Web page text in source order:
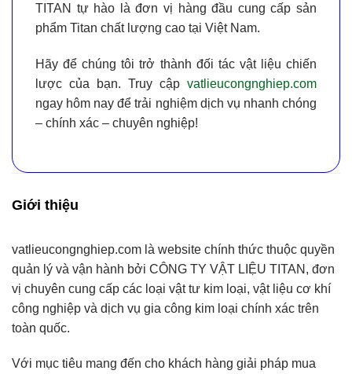
TITAN tự hào là đơn vị hàng đầu cung cấp sản
phẩm Titan chất lượng cao tại Việt Nam.
Hãy để chúng tôi trở thành đối tác vật liệu chiến
lược của bạn. Truy cập vatlieucongnghiep.com
ngay hôm nay để trải nghiệm dịch vụ nhanh chóng
– chính xác – chuyên nghiệp!
Giới thiệu
vatlieucongnghiep.com là website chính thức thuộc quyền
quản lý và vận hành bởi CÔNG TY VẬT LIỆU TITAN , đơn
vị chuyên cung cấp các loại vật tư kim loại, vật liệu cơ khí
công nghiệp và dịch vụ gia công kim loại chính xác trên
toàn quốc.
Với mục tiêu mang đến cho khách hàng giải pháp mua